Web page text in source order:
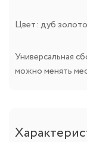
Цвет: дуб
Универсальная
можно менять